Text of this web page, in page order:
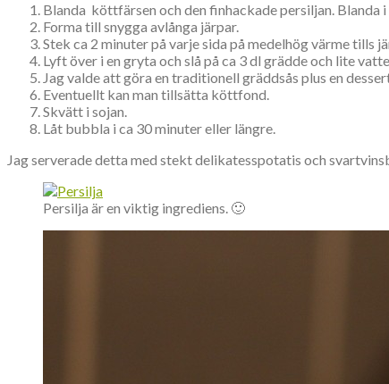
Blanda köttfärsen och den finhackade persiljan.
Forma till snygga avlånga järpar.
Stek ca 2 minuter på varje sida på medelhög värme tills
Lyft över i en gryta och slå på ca 3 dl grädde och lite
Jag valde att göra en traditionell gräddsås plus en
Eventuellt kan man tillsätta köttfond.
Skvätt i sojan.
Låt bubbla i ca 30 minuter eller längre.
Jag serverade detta med stekt delikatesspotatis och
Persilja är en viktig ingrediens. 🙂